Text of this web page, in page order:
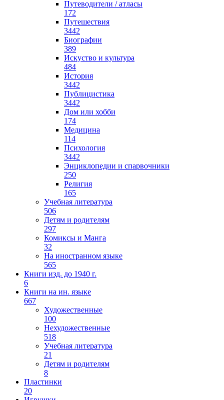
Путеводители / атласы
172
Путешествия
3442
Биографии
389
Искуство и культура
484
История
3442
Публицистика
3442
Дом или хобби
174
Медицина
114
Психология
3442
Энциклопедии и спарвочники
250
Религия
165
Учебная литература
506
Детям и родителям
297
Комиксы и Манга
32
На иностранном языке
565
Книги изд. до 1940 г.
6
Книги на ин. языке
667
Художественные
100
Нехудожественные
518
Учебная литература
21
Детям и родителям
8
Пластинки
20